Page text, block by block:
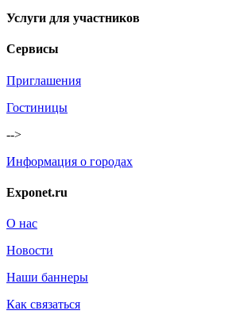
Услуги для участников
Сервисы
Приглашения
Гостиницы
-->
Информация о городах
Exponet.ru
О нас
Новости
Наши баннеры
Как связаться